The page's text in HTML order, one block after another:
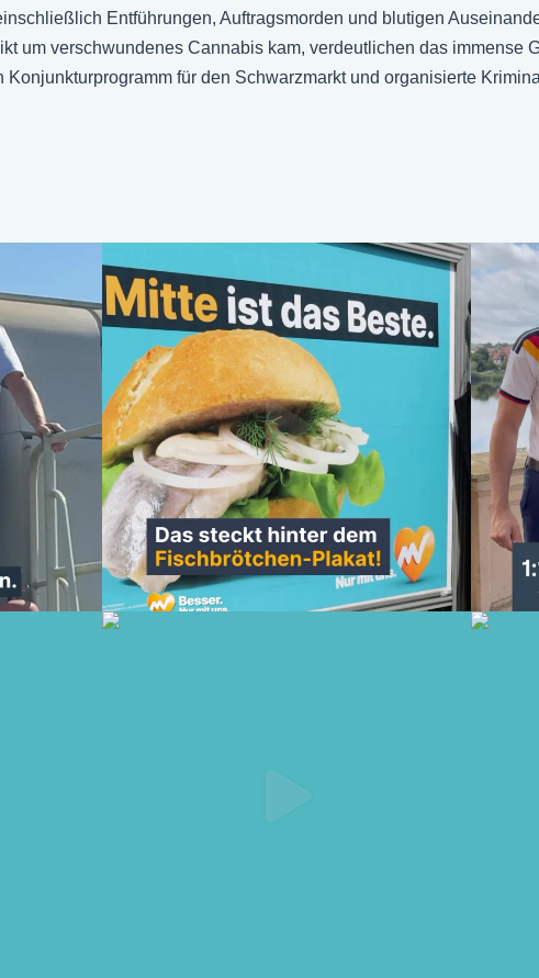
Entführungen, Auftragsmorden und blutigen
um verschwundenes Cannabis kam, verdeutlichen das immense
für den Schwarzmarkt und organisierte